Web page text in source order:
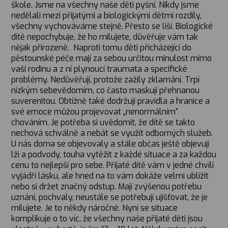
škole. Jsme na všechny naše děti pyšní. Nikdy jsme
nedělali mezi přijatými a biologickými dětmi rozdíly,
všechny vychováváme stejně. Přesto se liší. Biologické
dítě nepochybuje, že ho milujete, důvěřuje vám tak
nějak přirozeně. Naproti tomu děti přicházející do
pěstounské péče mají za sebou určitou minulost mimo
vaši rodinu a z ní plynoucí traumata a specifické
problémy. Nedůvěřují, protože zažily zklamání. Trpí
nízkým sebevědomím, co často maskují přehnanou
suverenitou. Obtížně také dodržují pravidla a hranice a
své emoce můžou projevovat „nenormálním“
chováním. Je potřeba si uvědomit, že dítě se takto
nechová schválně a nebát se využít odborných služeb.
U nás doma se objevovaly a stále občas ještě objevují
lži a podvody, touha vytěžit z každé situace a za každou
cenu to nejlepší pro sebe. Přijaté dítě vám v jedné chvíli
vyjádří lásku, ale hned na to vám dokáže velmi ublížit
nebo si držet značný odstup. Mají zvýšenou potřebu
uznání, pochvaly, neustále se potřebují ujišťovat, že je
milujete. Je to někdy náročné. Nyní se situace
komplikuje o to víc, že všechny naše přijaté děti jsou